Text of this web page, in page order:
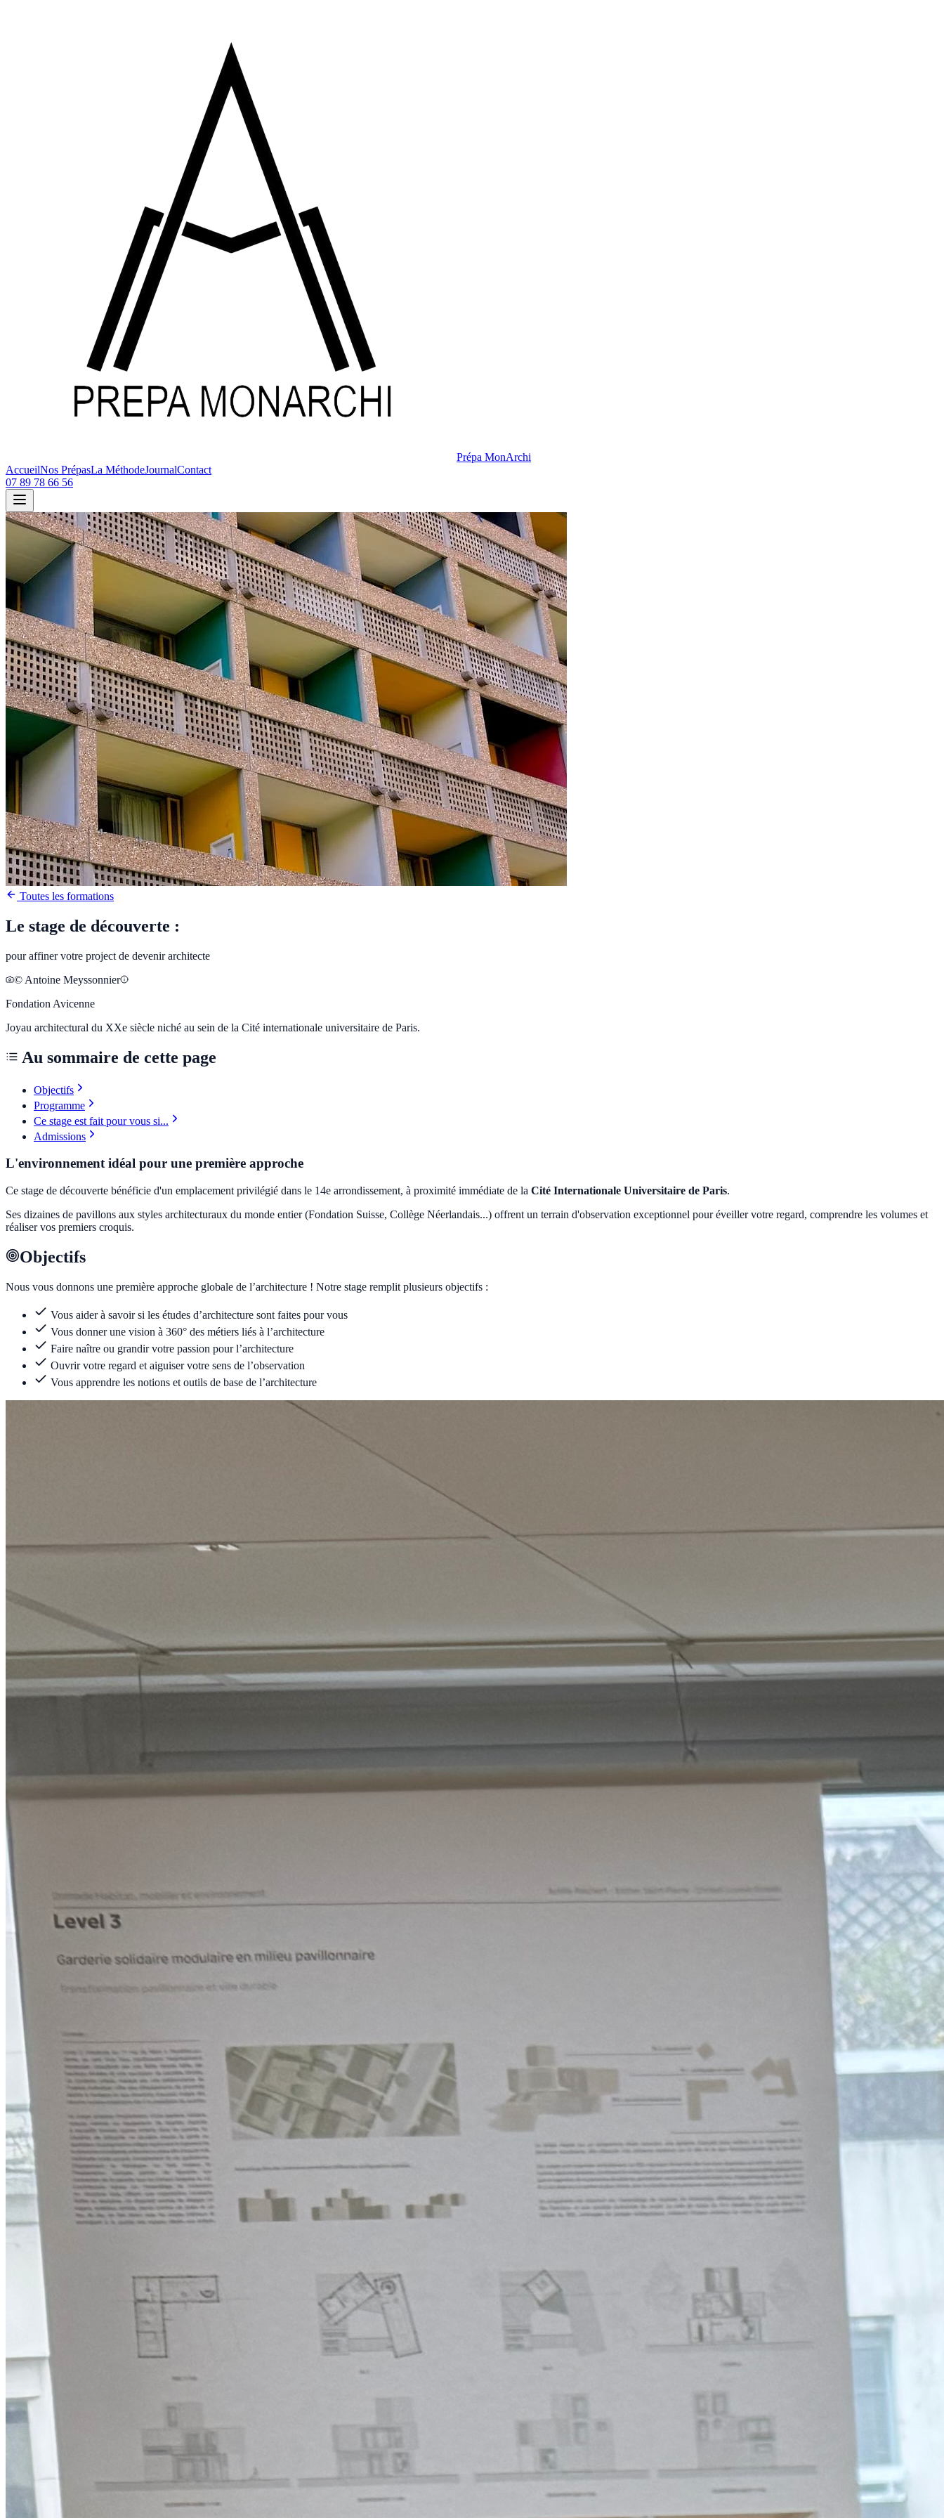
Prépa MonArchi
AccueilNos PrépasLa MéthodeJournalContact
07 89 78 66 56
Toutes les formations
Le stage de découverte :
pour affiner votre project de devenir architecte
© Antoine Meyssonnier
Fondation Avicenne
Joyau architectural du XXe siècle niché au sein de la Cité internationale universitaire de Paris.
Au sommaire de cette page
Objectifs
Programme
Ce stage est fait pour vous si...
Admissions
L'environnement idéal pour une première approche
Ce stage de découverte bénéficie d'un emplacement privilégié dans le 14e arrondissement, à proximité immédiate de la Cité Internationale Universitaire de Paris.
Ses dizaines de pavillons aux styles architecturaux du monde entier (Fondation Suisse, Collège Néerlandais...) offrent un terrain d'observation exceptionnel pour éveiller votre regard, comprendre les volumes et
réaliser vos premiers croquis.
Objectifs
Nous vous donnons une première approche globale de l’architecture ! Notre stage remplit plusieurs objectifs :
Vous aider à savoir si les études d’architecture sont faites pour vous
Vous donner une vision à 360° des métiers liés à l’architecture
Faire naître ou grandir votre passion pour l’architecture
Ouvrir votre regard et aiguiser votre sens de l’observation
Vous apprendre les notions et outils de base de l’architecture